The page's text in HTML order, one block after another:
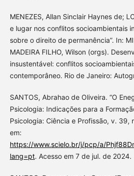
MENEZES, Allan Sinclair Haynes de;
e lugar nos conflitos socioambientais
sobre o direito de permanência”. In:
MADEIRA FILHO, Wilson (orgs).
insustentável: conflitos
contemporâneo. Rio de Janeiro:
SANTOS, Abrahao de Oliveira. “O
Psicologia: Indicações para a
Psicologia: Ciência e Profissão, v. 39,
em:
https://www.scielo.br/j/pcp/a/
lang=pt. Acesso em 7 de jul. de 2024.